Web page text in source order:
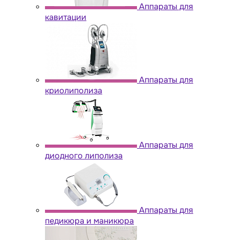
Аппараты для
кавитации
Аппараты для
криолиполиза
Аппараты для
диодного липолиза
Аппараты для
педикюра и маникюра